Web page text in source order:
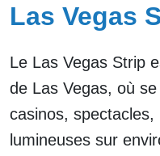
Las Vegas
Le Las Vegas Strip
de Las Vegas, où
casinos,
lumineuses sur